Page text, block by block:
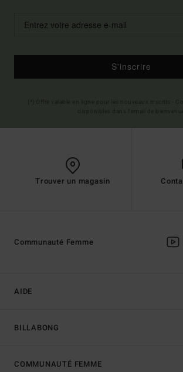
S'inscrire
Trouver un magasin
AIDE
BILLABONG
Communauté Femme
COMMUNAUTÉ FEMME